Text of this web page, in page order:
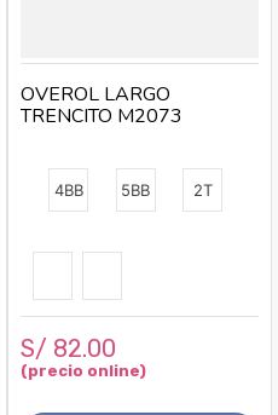
4BB 5BB 2T
OVEROL LARGO
TRENCITO M2073
S/ 82.00